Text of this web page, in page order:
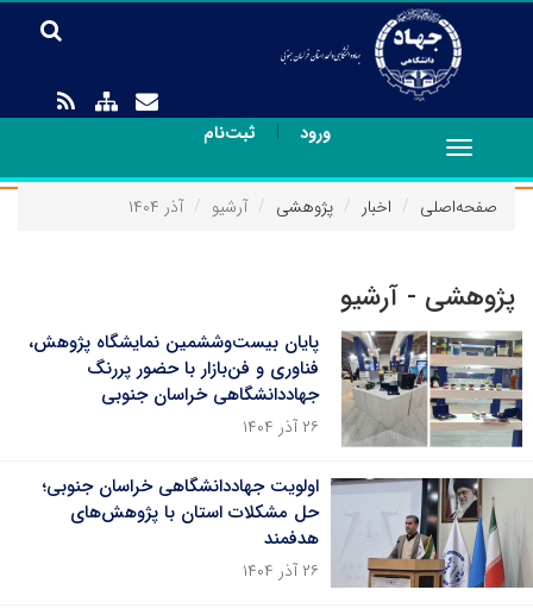
ورود | ثبت‌نام
Toggle
navigation
صفحه‌اصلی
اخبار پژوهشی آرشیو آذر ۱۴۰۴
پژوهشی - آرشیو
پایان بیست‌وششمین نمایشگاه پژوهش،
فناوری و فن‌بازار با حضور پررنگ
جهاددانشگاهی خراسان جنوبی
۲۶ آذر ۱۴۰۴
اولویت جهاددانشگاهی خراسان جنوبی؛
حل مشکلات استان با پژوهش‌های
هدفمند
۲۶ آذر ۱۴۰۴